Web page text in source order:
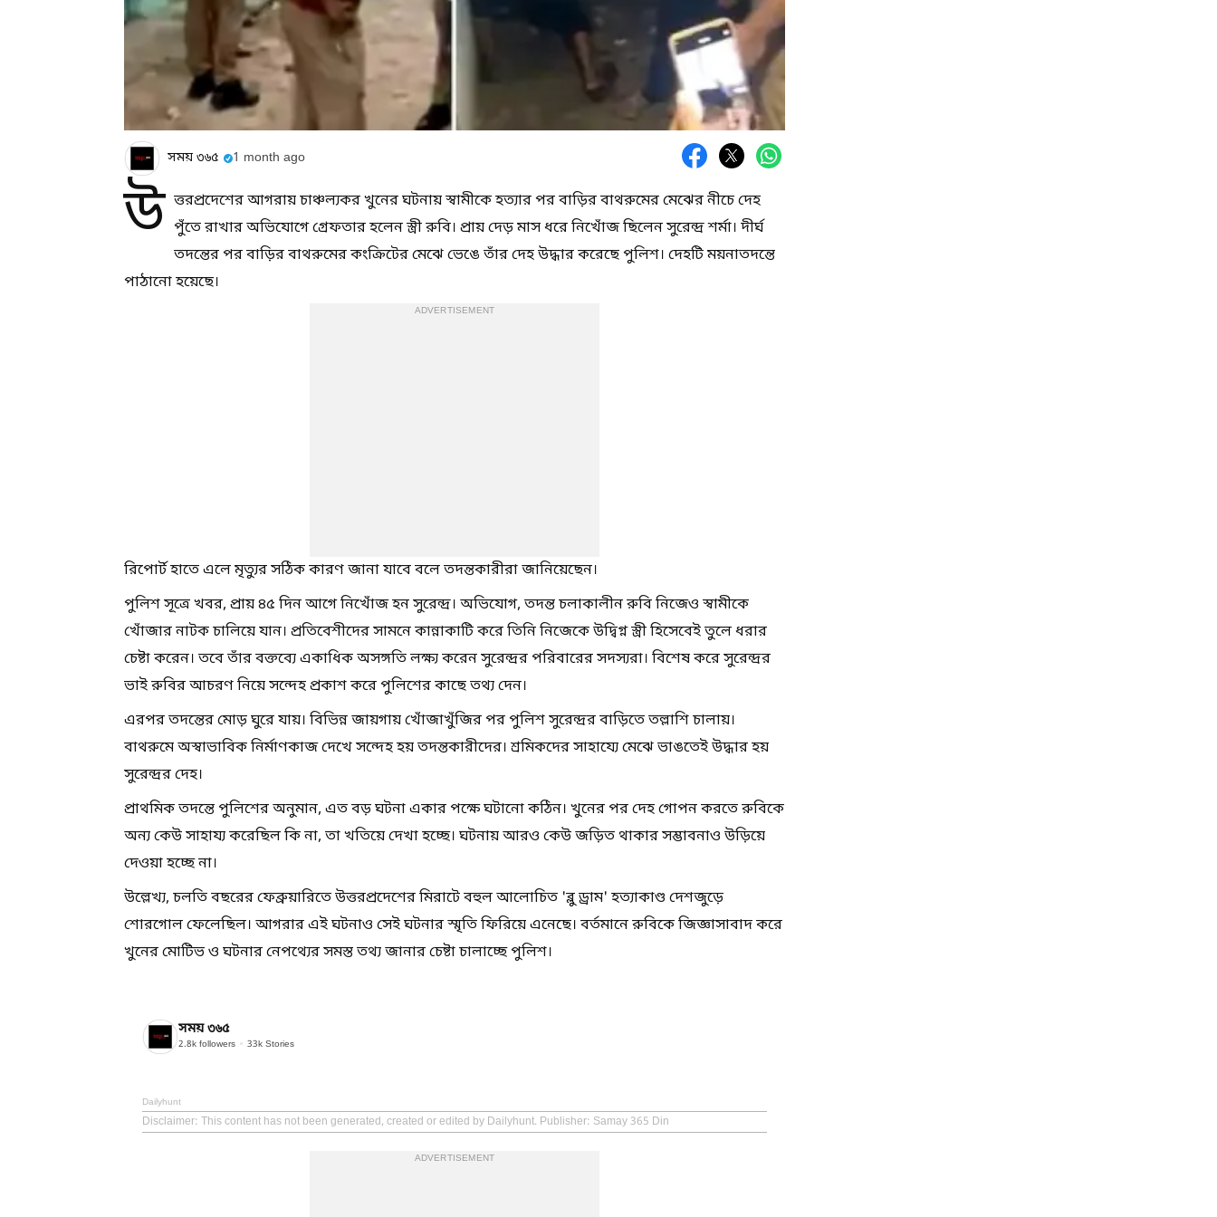
সময় ৩৬৫ 1 month ago
উ ত্তরপ্রদেশের আগরায় চাঞ্চল্যকর খুনের ঘটনায় স্বামীকে হত্যার পর বাড়ির বাথরুমের মেঝের নীচে দেহ
পুঁতে রাখার অভিযোগে গ্রেফতার হলেন স্ত্রী রুবি। প্রায় দেড় মাস ধরে নিখোঁজ ছিলেন সুরেন্দ্র শর্মা। দীর্ঘ
তদন্তের পর বাড়ির বাথরুমের কংক্রিটের মেঝে ভেঙে তাঁর দেহ উদ্ধার করেছে পুলিশ। দেহটি ময়নাতদন্তে
পাঠানো হয়েছে।
ADVERTISEMENT
রিপোর্ট হাতে এলে মৃত্যুর সঠিক কারণ জানা যাবে বলে তদন্তকারীরা জানিয়েছেন।
পুলিশ সূত্রে খবর, প্রায় ৪৫ দিন আগে নিখোঁজ হন সুরেন্দ্র। অভিযোগ, তদন্ত চলাকালীন রুবি নিজেও স্বামীকে
খোঁজার নাটক চালিয়ে যান। প্রতিবেশীদের সামনে কান্নাকাটি করে তিনি নিজেকে উদ্বিগ্ন স্ত্রী হিসেবেই তুলে ধরার
চেষ্টা করেন। তবে তাঁর বক্তব্যে একাধিক অসঙ্গতি লক্ষ্য করেন সুরেন্দ্রর পরিবারের সদস্যরা। বিশেষ করে সুরেন্দ্রর
ভাই রুবির আচরণ নিয়ে সন্দেহ প্রকাশ করে পুলিশের কাছে তথ্য দেন।
এরপর তদন্তের মোড় ঘুরে যায়। বিভিন্ন জায়গায় খোঁজাখুঁজির পর পুলিশ সুরেন্দ্রর বাড়িতে তল্লাশি চালায়।
বাথরুমে অস্বাভাবিক নির্মাণকাজ দেখে সন্দেহ হয় তদন্তকারীদের। শ্রমিকদের সাহায্যে মেঝে ভাঙতেই উদ্ধার হয়
সুরেন্দ্রর দেহ।
প্রাথমিক তদন্তে পুলিশের অনুমান, এত বড় ঘটনা একার পক্ষে ঘটানো কঠিন। খুনের পর দেহ গোপন করতে রুবিকে
অন্য কেউ সাহায্য করেছিল কি না, তা খতিয়ে দেখা হচ্ছে। ঘটনায় আরও কেউ জড়িত থাকার সম্ভাবনাও উড়িয়ে
দেওয়া হচ্ছে না।
উল্লেখ্য, চলতি বছরের ফেব্রুয়ারিতে উত্তরপ্রদেশের মিরাটে বহুল আলোচিত 'ব্লু ড্রাম' হত্যাকাণ্ড দেশজুড়ে
শোরগোল ফেলেছিল। আগরার এই ঘটনাও সেই ঘটনার স্মৃতি ফিরিয়ে এনেছে। বর্তমানে রুবিকে জিজ্ঞাসাবাদ করে
খুনের মোটিভ ও ঘটনার নেপথ্যের সমস্ত তথ্য জানার চেষ্টা চালাচ্ছে পুলিশ।
সময় ৩৬৫
2.8k followers 33k Stories
Dailyhunt
Disclaimer: This content has not been generated, created or edited by Dailyhunt. Publisher: Samay 365 Din
ADVERTISEMENT